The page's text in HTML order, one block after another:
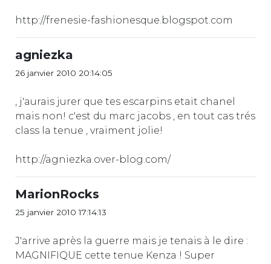
http://frenesie-fashionesque.blogspot.com
agniezka
26 janvier 2010 20:14:05
, j'aurais jurer que tes escarpins etait chanel
mais non! c'est du marc jacobs , en tout cas trés
class la tenue , vraiment jolie!
http://agniezka.over-blog.com/
MarionRocks
25 janvier 2010 17:14:13
J'arrive après la guerre mais je tenais à le dire :
MAGNIFIQUE cette tenue Kenza ! Super